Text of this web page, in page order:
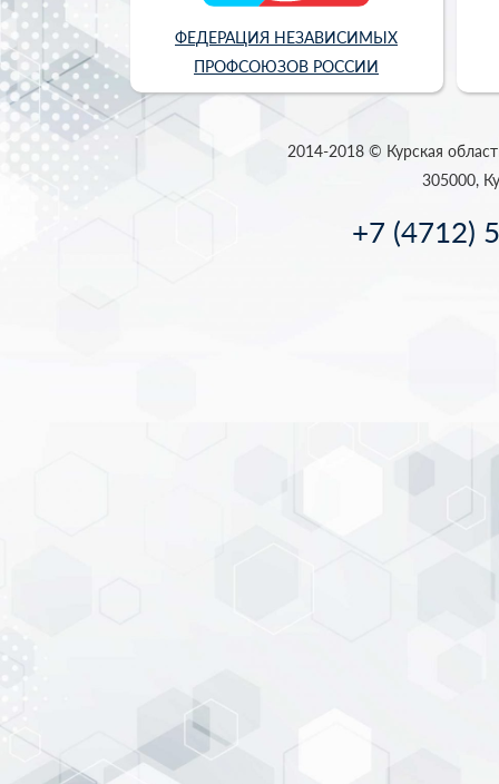
ФЕДЕРАЦИЯ НЕЗАВИСИМЫХ
ПРОФСОЮЗОВ РОССИИ
2014-2018 © Курская
305000,
+7 (4712)